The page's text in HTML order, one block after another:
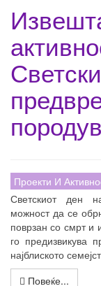
Проекти И
Светскиот ден
можност да се
поврзан со смрт и
го предизвикува
најблиското
Повеќе...